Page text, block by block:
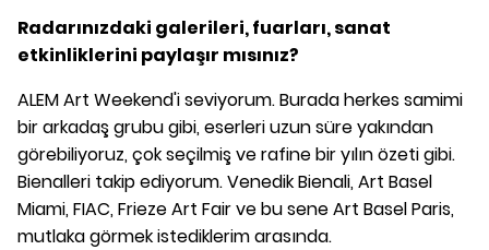
Radarınızdaki galerileri, fuarları, sanat
etkinliklerini paylaşır mısınız?
ALEM Art Weekend'i seviyorum. Burada herkes samimi
bir arkadaş grubu gibi, eserleri uzun süre yakından
görebiliyoruz, çok seçilmiş ve rafine bir yılın özeti gibi.
Bienalleri takip ediyorum. Venedik Bienali, Art Basel
Miami, FIAC, Frieze Art Fair ve bu sene Art Basel Paris,
mutlaka görmek istediklerim arasında.